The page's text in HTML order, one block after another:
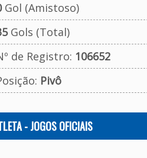
Gol (Amistoso)
Gols (Total)
de Registro: 106652
Pivô
- JOGOS OFICIAIS